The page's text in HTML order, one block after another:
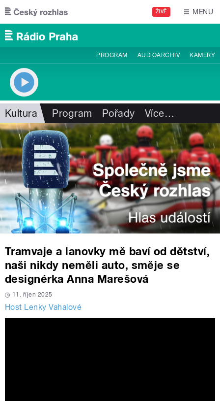
Přejít k hlavnímu obsahu
ŽIVĚ MENU
PROGRAM AUDIOARCHIV KAMERY
Kultura Program Pořady Více…
Tramvaje a lanovky mě baví od dětství,
naši nikdy neměli auto, směje se
designérka Anna Marešová
11. říjen 2025
Host Lenky Vahalové